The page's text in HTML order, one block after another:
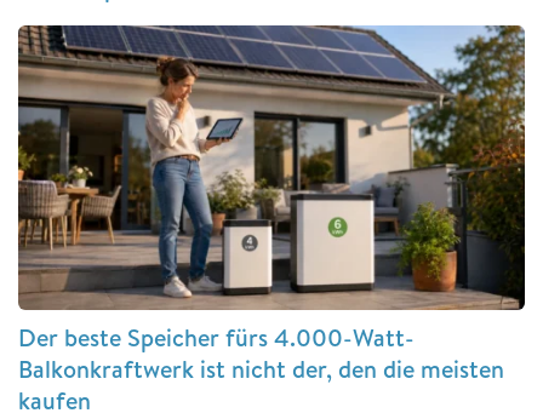
Der beste Speicher fürs 4.000-Watt-
Balkonkraftwerk ist nicht der, den die meisten
kaufen